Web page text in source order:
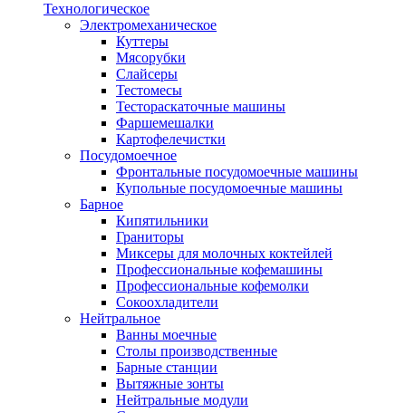
Технологическое
Электромеханическое
Куттеры
Мясорубки
Слайсеры
Тестомесы
Тестораскаточные машины
Фаршемешалки
Картофелечистки
Посудомоечное
Фронтальные посудомоечные машины
Купольные посудомоечные машины
Барное
Кипятильники
Граниторы
Миксеры для молочных коктейлей
Профессиональные кофемашины
Профессиональные кофемолки
Сокоохладители
Нейтральное
Ванны моечные
Столы производственные
Барные станции
Вытяжные зонты
Нейтральные модули